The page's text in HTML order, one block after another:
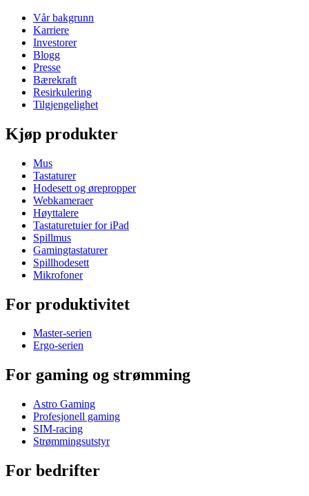
Vår bakgrunn
Karriere
Investorer
Blogg
Presse
Bærekraft
Resirkulering
Tilgjengelighet
Kjøp produkter
Mus
Tastaturer
Hodesett og ørepropper
Webkameraer
Høyttalere
Tastaturetuier for iPad
Spillmus
Gamingtastaturer
Spillhodesett
Mikrofoner
For produktivitet
Master-serien
Ergo-serien
For gaming og strømming
Astro Gaming
Profesjonell gaming
SIM-racing
Strømmingsutstyr
For bedrifter